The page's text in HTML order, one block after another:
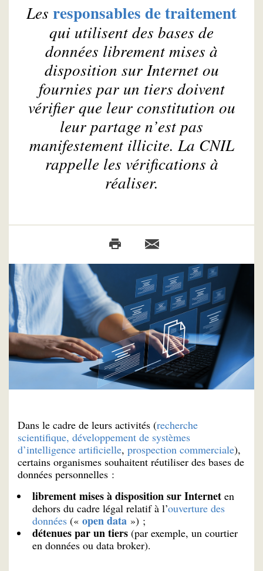
Les responsables de traitement
qui utilisent des bases de
données librement mises à
disposition sur Internet ou
fournies par un tiers doivent
vérifier que leur constitution ou
leur partage n’est pas
manifestement illicite. La CNIL
rappelle les vérifications à
réaliser.
Dans le cadre de leurs activités (recherche
scientifique, développement de systèmes
d’intelligence artificielle, prospection commerciale),
certains organismes souhaitent réutiliser des bases de
données personnelles :
librement mises à disposition sur Internet en
dehors du cadre légal relatif à l’ouverture des
données (« open data ») ;
détenues par un tiers (par exemple, un courtier
en données ou data broker).